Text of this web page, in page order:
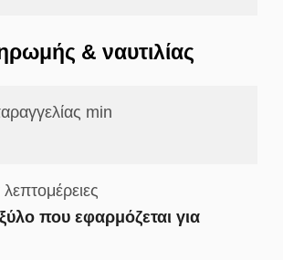
& ναυτιλίας
min
που εφαρμόζεται για